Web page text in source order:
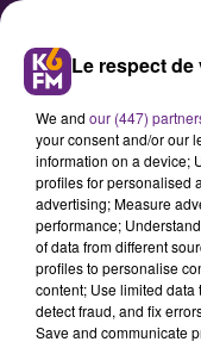
Les
rencontre
Le respect
We and our (447)
your consent and/or our
information on a device;
profiles for personalised
advertising; Measure
performance;
of data from different
profiles to personalise
content; Use limited data
detect fraud, and fix
Save and communicate